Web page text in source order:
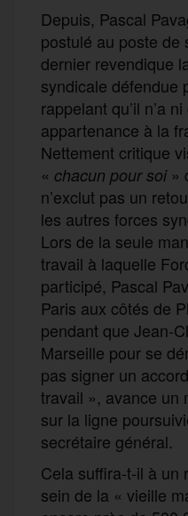
Depuis, Pascal
postulé au poste de
dernier revendique
syndicale défendue
rappelant qu’il n’a
appartenance à la
Nettement critique
« chacun pour soi»
n’exclut pas un
les autres forces
Lors de la seule
travail à laquelle
participé, Pascal
Paris aux côtés de
pendant que Jean-
Marseille pour se
pas signer un
travail », avance un
sur la ligne
secrétaire général.
Cela suffira-t-il à un
sein de la « vieille